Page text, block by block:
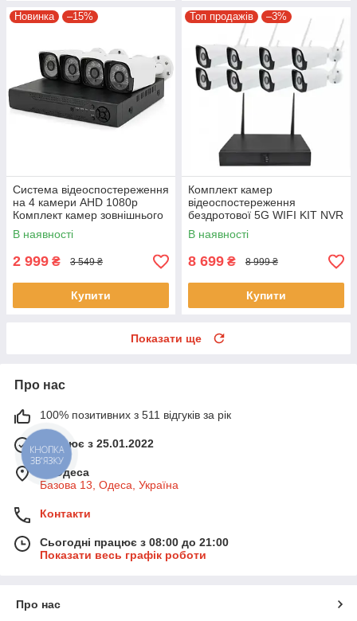
Новинка –15%
Система відеоспостереження
на 4 камери AHD 1080p
Комплект камер зовнішнього
відеоспостереження
В наявності
2 999 ₴ 3 549 ₴
Купити
Топ продажів –3%
Комплект камер
відеоспостереження
бездротової 5G WIFI KIT NVR
набір з 8 камер
В наявності
8 699 ₴ 8 999 ₴
Купити
Показати ще
Про нас
100% позитивних з 511 відгуків за рік
Працює з 25.01.2022
м. Одеса
Базова 13, Одеса, Україна
Контакти
Сьогодні працює з 08:00 до 21:00
Показати весь графік роботи
Про нас
КНОПКА
ЗВ'ЯЗКУ